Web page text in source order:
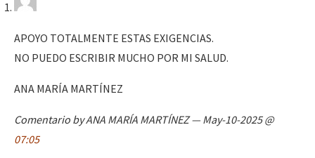
APOYO TOTALMENTE ESTAS EXIGENCIAS.
NO PUEDO ESCRIBIR MUCHO POR MI SALUD.
ANA MARÍA MARTÍNEZ
Comentario by ANA MARÍA MARTÍNEZ — May-10-2025 @
07:05